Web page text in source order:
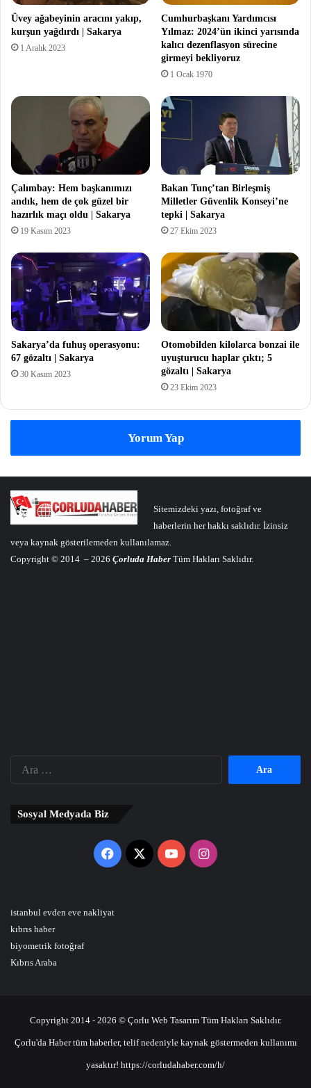
Üvey ağabeyinin aracını yakıp,
kurşun yağdırdı | Sakarya
1 Aralık 2023
Cumhurbaşkanı Yardımcısı
Yılmaz: 2024’ün ikinci yarısında
kalıcı dezenflasyon sürecine
girmeyi bekliyoruz
1 Ocak 1970
Çalımbay: Hem başkanımızı
andık, hem de çok güzel bir
hazırlık maçı oldu | Sakarya
19 Kasım 2023
Bakan Tunç’tan Birleşmiş
Milletler Güvenlik Konseyi’ne
tepki | Sakarya
27 Ekim 2023
Sakarya’da fuhuş operasyonu:
67 gözaltı | Sakarya
30 Kasım 2023
Otomobilden kilolarca bonzai ile
uyuşturucu haplar çıktı; 5
gözaltı | Sakarya
23 Ekim 2023
Yorum Yap
Sitemizdeki yazı, fotoğraf ve
haberlerin her hakkı saklıdır. İzinsiz
veya kaynak gösterilemeden kullanılamaz.
Copyright © 2014 – 2026 Çorluda Haber Tüm Hakları Saklıdır.
Sosyal Medyada Biz
Facebook
X YouTubeInstagram
istanbul evden eve nakliyat
kıbrıs haber
biyometrik fotoğraf
Kıbrıs Araba
Copyright 2014 - 2026 © Çorlu Web Tasarım Tüm Hakları Saklıdır.
Çorlu'da Haber tüm haberler, telif nedeniyle kaynak göstermeden kullanımı
yasaktır! https://corludahaber.com/h/